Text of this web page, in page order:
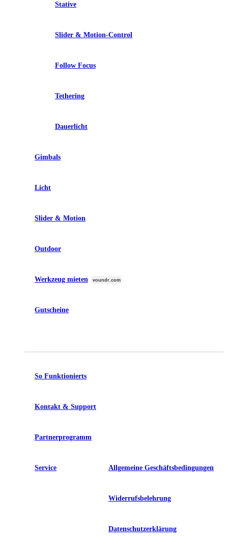
Stative
Slider & Motion-Control
Follow Focus
Tethering
Dauerlicht
Gimbals
Licht
Slider & Motion
Outdoor
Werkzeug mieten voundr.com
Gutscheine
So Funktionierts
Kontakt & Support
Partnerprogramm
Service Allgemeine Geschäftsbedingungen
Widerrufsbelehrung
Datenschutzerklärung